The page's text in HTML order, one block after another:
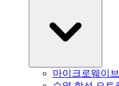
마이크로웨이